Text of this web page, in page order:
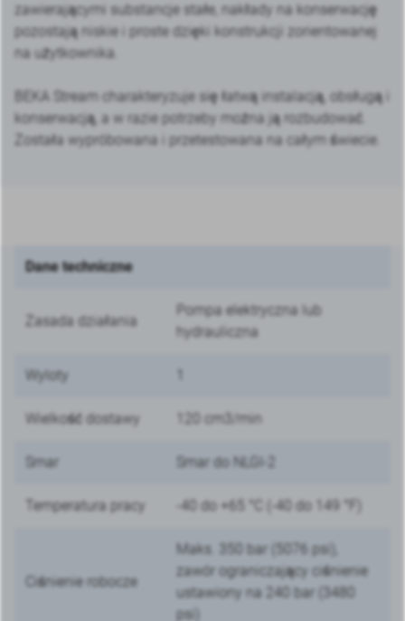
zawierającymi substancje stałe, nakłady na konserwację
pozostają niskie i proste dzięki konstrukcji zorientowanej
na użytkownika.
BEKA Stream charakteryzuje się łatwą instalacją, obsługą i
konserwacją, a w razie potrzeby można ją rozbudować.
Została wypróbowana i przetestowana na całym świecie.
Dane techniczne
Zasada działania
Pompa elektryczna lub
hydrauliczna
Wyloty
Wielkość dostawy 120 cm3/min
Smar Smar do NLGI-2
Temperatura pracy -40 do +65 °C (-40 do 149 °F)
Ciśnienie robocze
Maks. 350 bar (5076 psi),
zawór ograniczający ciśnienie
ustawiony na 240 bar (3480
psi)